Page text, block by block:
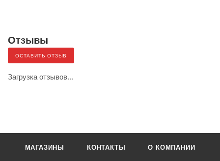
Отзывы
ОСТАВИТЬ ОТЗЫВ
Загрузка отзывов...
МАГАЗИНЫ КОНТАКТЫ О КОМПАНИИ